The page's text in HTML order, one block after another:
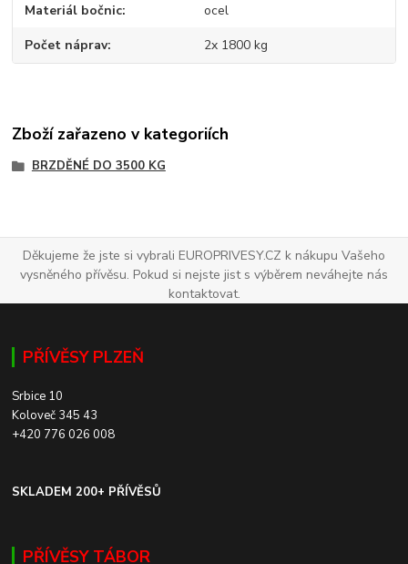
Materiál bočnic ocel
Počet náprav 2x 1800 kg
Zboží zařazeno v kategoriích
BRZDĚNÉ DO 3500 KG
Děkujeme že jste si vybrali EUROPRIVESY.CZ k nákupu Vašeho
vysněného přívěsu. Pokud si nejste jist s výběrem neváhejte nás
kontaktovat.
PŘÍVĚSY PLZEŇ
Srbice 10
Koloveč 345 43
+420 776 026 008
SKLADEM 200+ PŘÍVĚSŮ
PŘÍVĚSY TÁBOR